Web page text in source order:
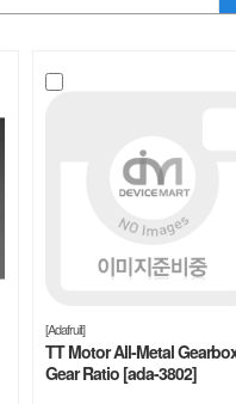
[Adafruit]
TT Motor All-Metal
Gear Ratio [ada-3802]